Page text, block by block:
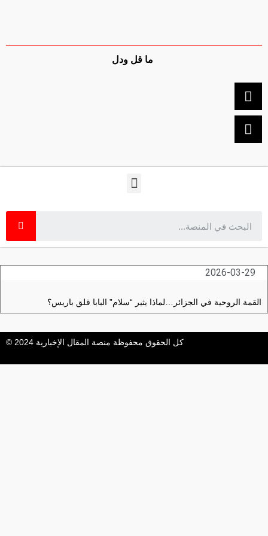
ما قل ودل
2026-03-29
القمة الروحية في الجزائر…لماذا يثير “سلام” البابا قلق باريس؟
كل الحقوق محفوظة منصة المقال الإخبارية 2024 ©